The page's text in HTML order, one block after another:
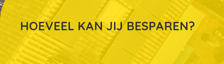
HOEVEEL KAN JIJ BESPAREN?